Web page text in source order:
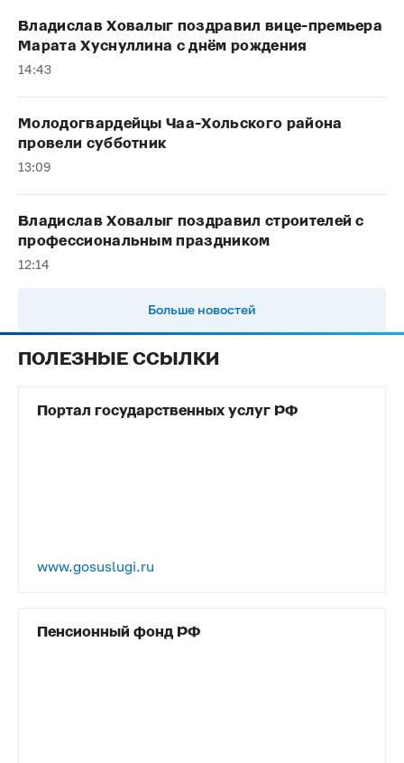
Владислав Ховалыг поздравил вице-премьера
Марата Хуснуллина с днём рождения
14:43
Молодогвардейцы Чаа-Хольского района
провели субботник
13:09
Владислав Ховалыг поздравил строителей с
профессиональным праздником
12:14
Больше новостей
ПОЛЕЗНЫЕ ССЫЛКИ
Портал государственных услуг РФ
www.gosuslugi.ru
Пенсионный фонд РФ